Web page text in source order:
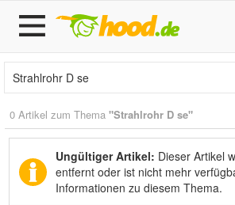
0 Artikel zum Thema "Strahlrohr D se"
Ungültiger Artikel: Dieser Artikel
entfernt oder ist nicht mehr
Informationen zu diesem Thema.